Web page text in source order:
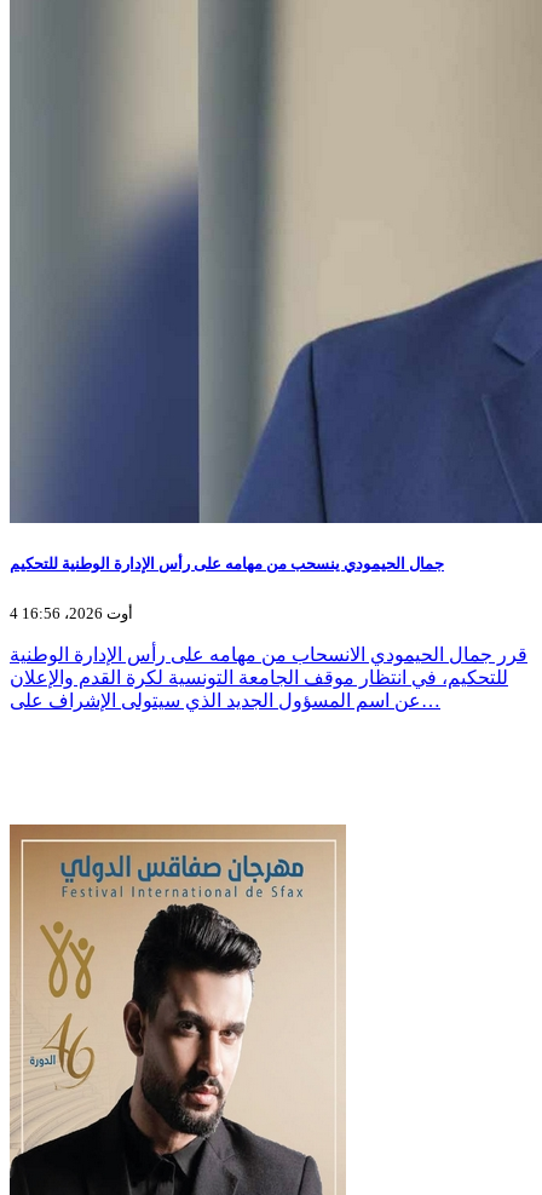
جمال الحيمودي ينسحب من مهامه على رأس الإدارة الوطنية للتحكيم
4 أوت 2026، 16:56
قرر جمال الحيمودي الانسحاب من مهامه على رأس الإدارة الوطنية
للتحكيم، في انتظار موقف الجامعة التونسية لكرة القدم والإعلان
عن اسم المسؤول الجديد الذي سيتولى الإشراف على…